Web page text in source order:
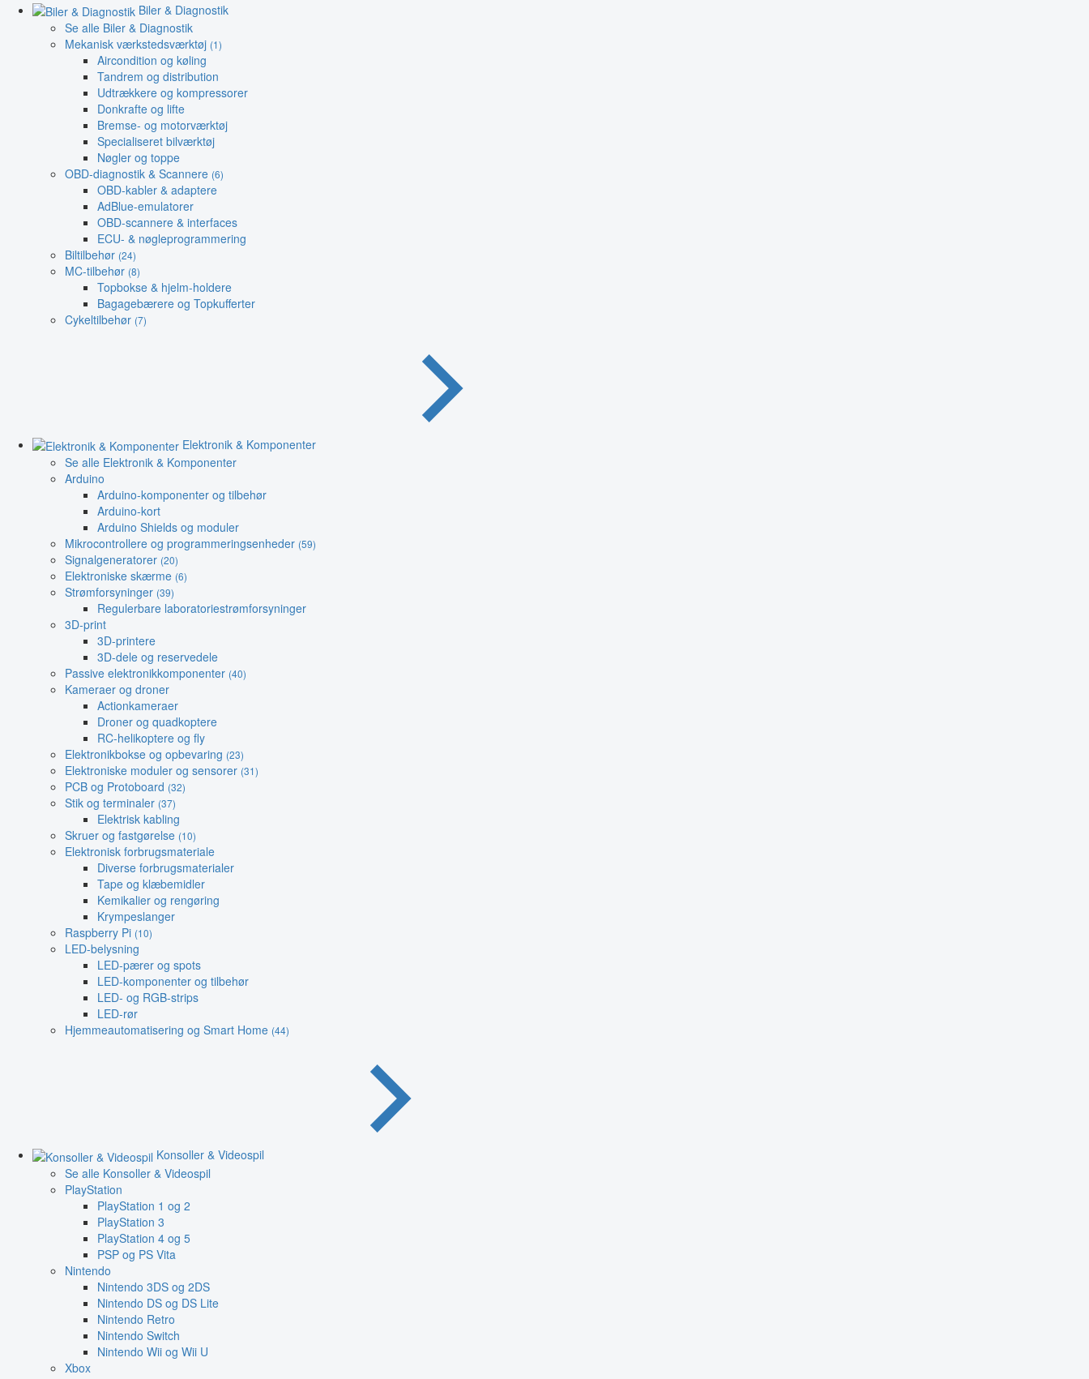
Biler & Diagnostik
Se alle Biler & Diagnostik
Mekanisk værkstedsværktøj (1)
Aircondition og køling
Tandrem og distribution
Udtrækkere og kompressorer
Donkrafte og lifte
Bremse- og motorværktøj
Specialiseret bilværktøj
Nøgler og toppe
OBD-diagnostik & Scannere (6)
OBD-kabler & adaptere
AdBlue-emulatorer
OBD-scannere & interfaces
ECU- & nøgleprogrammering
Biltilbehør (24)
MC-tilbehør (8)
Topbokse & hjelm-holdere
Bagagebærere og Topkufferter
Cykeltilbehør (7)
Elektronik & Komponenter
Se alle Elektronik & Komponenter
Arduino
Arduino-komponenter og tilbehør
Arduino-kort
Arduino Shields og moduler
Mikrocontrollere og programmeringsenheder (59)
Signalgeneratorer (20)
Elektroniske skærme (6)
Strømforsyninger (39)
Regulerbare laboratoriestrømforsyninger
3D-print
3D-printere
3D-dele og reservedele
Passive elektronikkomponenter (40)
Kameraer og droner
Actionkameraer
Droner og quadkoptere
RC-helikoptere og fly
Elektronikbokse og opbevaring (23)
Elektroniske moduler og sensorer (31)
PCB og Protoboard (32)
Stik og terminaler (37)
Elektrisk kabling
Skruer og fastgørelse (10)
Elektronisk forbrugsmateriale
Diverse forbrugsmaterialer
Tape og klæbemidler
Kemikalier og rengøring
Krympeslanger
Raspberry Pi (10)
LED-belysning
LED-pærer og spots
LED-komponenter og tilbehør
LED- og RGB-strips
LED-rør
Hjemmeautomatisering og Smart Home (44)
Konsoller & Videospil
Se alle Konsoller & Videospil
PlayStation
PlayStation 1 og 2
PlayStation 3
PlayStation 4 og 5
PSP og PS Vita
Nintendo
Nintendo 3DS og 2DS
Nintendo DS og DS Lite
Nintendo Retro
Nintendo Switch
Nintendo Wii og Wii U
Xbox